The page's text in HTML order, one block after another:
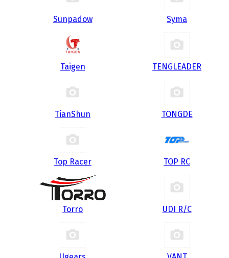
Sunpadow Syma
Taigen TENGLEADER
TianShun TONGDE
Top Racer TOP RC
Torro UDI R/С